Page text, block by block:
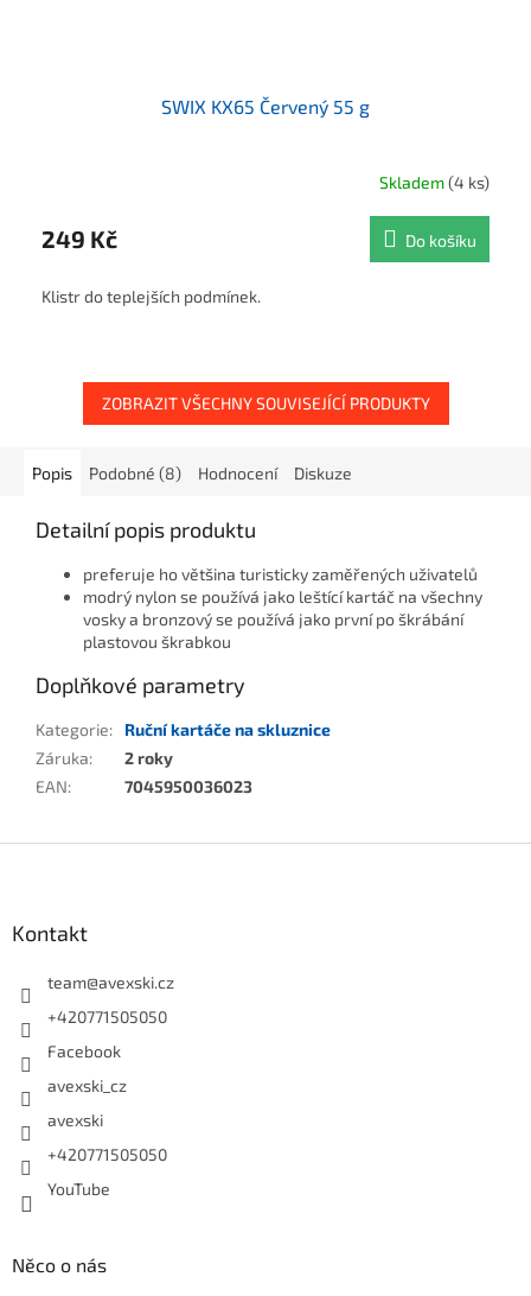
SWIX KX65 Červený 55 g
Skladem(4 ks)
249 Kč Do košíku
Klistr do teplejších podmínek.
ZOBRAZIT VŠECHNY SOUVISEJÍCÍ PRODUKTY
Popis Podobné (8) Hodnocení Diskuze
Detailní popis produktu
preferuje ho většina turisticky zaměřených uživatelů
modrý nylon se používá jako leštící kartáč na všechny
vosky a bronzový se používá jako první po škrábání
plastovou škrabkou
Doplňkové parametry
Kategorie:
Ruční kartáče na skluznice
Záruka:
2 roky
EAN: 7045950036023
Kontakt
team@avexski.cz
+420771505050
Facebook
avexski_cz
avexski
+420771505050
YouTube
Něco o nás